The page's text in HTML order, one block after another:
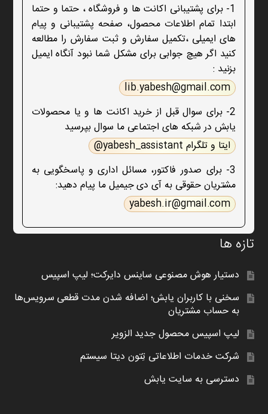
1- برای پشتیبانی اکانت ها و فروشگاه ، حتما و حتما
ابتدا تمام اطلاعات محصول، صفحه پشتیبانی و پیام
های ایمیلی ،تکمیل سفارش و ثبت سفارش را مطالعه
کنید اگر هیچ جوابی برای مشکل شما نبود آنگاه ایمیل
بزنید :
lib.yabesh@gmail.com
2- برای سوال قبل از خرید اکانت ها و یا محصولات
یابش در شبکه های اجتماعی ما سوال بپرسید
ایتا و تلگرام yabesh_assistant@
3- برای صدور فاکتور، مسائل اداری و پاسخگویی به
مشتریان حقوقی به آی دی جیمیل ما پیام دهید:
yabesh.ir@gmail.com
تازه ها
دستیار هوش مصنوعی ساینس دایرکت؛ لیپ اسپیس
سخنی با کاربران یابش؛ اضافه شدن مدت قطعی سرویس‌ها
به حساب مشتریان
لیپ اسپیس محصول جدید الزویر
شرکت خدمات اطلاعاتی تِتون دیتا سیستم
دسترسی به سایت یابش